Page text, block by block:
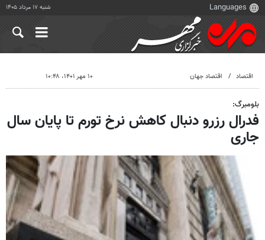
شنبه ۱۷ مرداد ۱۴۰۵
اقتصاد اقتصاد جهان ۱۰ مهر ۱۴۰۱، ۱۰:۴۸
بلومبرگ:
فدرال رزرو دنبال کاهش نرخ تورم تا پایان سال
جاری